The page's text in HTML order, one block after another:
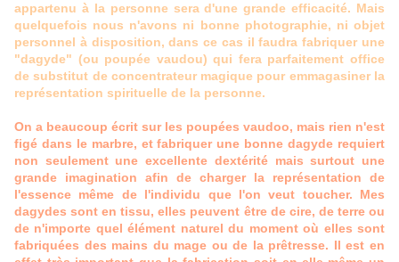
appartenu à la personne sera d'une grande efficacité. Mais
quelquefois nous n'avons ni bonne photographie, ni objet
personnel à disposition, dans ce cas il faudra fabriquer une
"dagyde" (ou poupée vaudou) qui fera parfaitement office
de substitut de concentrateur magique pour emmagasiner la
représentation spirituelle de la personne.
On a beaucoup écrit sur les poupées vaudoo, mais rien n'est
figé dans le marbre, et fabriquer une bonne dagyde requiert
non seulement une excellente dextérité mais surtout une
grande imagination afin de charger la représentation de
l'essence même de l'individu que l'on veut toucher. Mes
dagydes sont en tissu, elles peuvent être de cire, de terre ou
de n'importe quel élément naturel du moment où elles sont
fabriquées des mains du mage ou de la prêtresse. Il est en